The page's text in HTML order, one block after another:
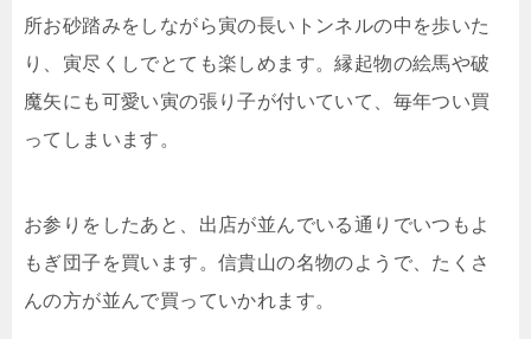
所お砂踏みをしながら寅の長いトンネルの中を歩いた
り、寅尽くしでとても楽しめます。縁起物の絵馬や破
魔矢にも可愛い寅の張り子が付いていて、毎年つい買
ってしまいます。
お参りをしたあと、出店が並んでいる通りでいつもよ
もぎ団子を買います。信貴山の名物のようで、たくさ
んの方が並んで買っていかれます。